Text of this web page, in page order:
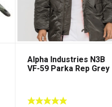
Alpha Industries N3B
VF-59 Parka Rep Grey